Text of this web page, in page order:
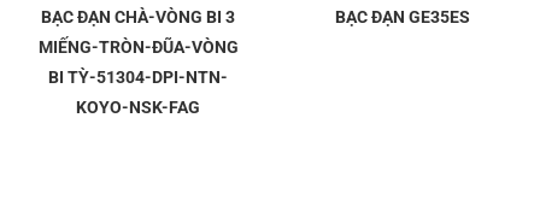
BẠC ĐẠN CHÀ-VÒNG BI 3
MIẾNG-TRÒN-ĐŨA-VÒNG
BI TỲ-51304-DPI-NTN-
KOYO-NSK-FAG
BẠC ĐẠN GE35ES